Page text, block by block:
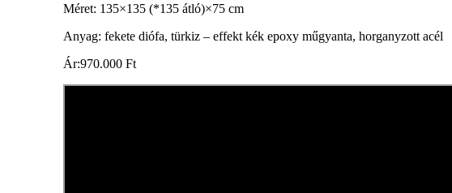
Méret: 135×135 (*135 átló)×75 cm
Anyag: fekete diófa, türkiz – effekt kék epoxy műgyanta, horganyzott acél
Ár:970.000 Ft